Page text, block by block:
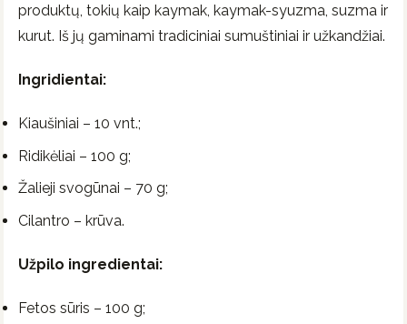
produktų, tokių kaip kaymak, kaymak-syuzma, suzma ir
kurut. Iš jų gaminami tradiciniai sumuštiniai ir užkandžiai.
Ingridientai:
Kiaušiniai – 10 vnt.;
Ridikėliai – 100 g;
Žalieji svogūnai – 70 g;
Cilantro – krūva.
Užpilo ingredientai:
Fetos sūris – 100 g;